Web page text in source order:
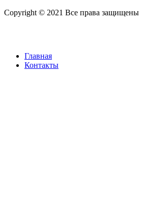
Copyright © 2021 Все права защищены
Главная
Контакты